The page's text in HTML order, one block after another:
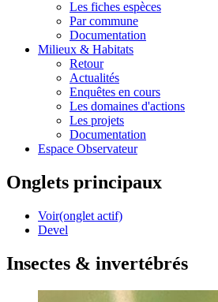
Les fiches espèces
Par commune
Documentation
Milieux & Habitats
Retour
Actualités
Enquêtes en cours
Les domaines d'actions
Les projets
Documentation
Espace Observateur
Onglets principaux
Voir(onglet actif)
Devel
Insectes & invertébrés